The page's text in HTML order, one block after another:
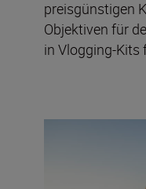
preisgünstigen
Objektiven für
in Vlogging-Kits